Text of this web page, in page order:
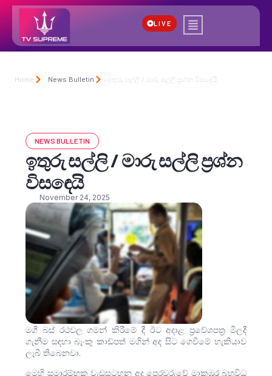
LIVE
Home News Bulletin ඉතුරු සල්ලි / මාරු සල්ලි ප්‍රශ්න විසඳෙයි
NEWS BULLETIN
ඉතුරු සල්ලි / මාරු සල්ලි ප්‍රශ්න
විසඳෙයි
November 24, 2025
මගී බස් රථවල ගමන් කිරීමේ දී ඊට අදාළ ප්‍රවේශපත්‍ර මිලදී
ගැනීම සඳහා බැංකු කාඩ්පත් මගින් අද සිට ගෙවීමේ හැකියාව
ලැබී තිබෙනවා.
මෙහි සමාරම්භක වැඩසටහන අද පෙරවරුවේ මාකුඹුර බහුවිධ